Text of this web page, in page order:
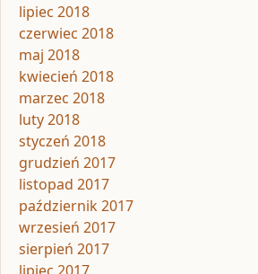
lipiec 2018
czerwiec 2018
maj 2018
kwiecień 2018
marzec 2018
luty 2018
styczeń 2018
grudzień 2017
listopad 2017
październik 2017
wrzesień 2017
sierpień 2017